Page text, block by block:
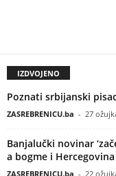
IZDVOJENO
Poznati srbijanski
ZASREBRENICU.ba - 27
Banjalučki novinar
a bogme i
ZASREBRENICU.ba - 22